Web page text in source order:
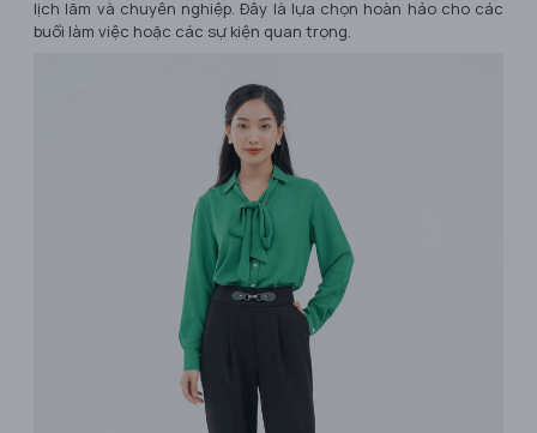
lịch lãm và chuyên nghiệp. Đây là lựa chọn hoàn hảo cho các
buổi làm việc hoặc các sự kiện quan trọng.